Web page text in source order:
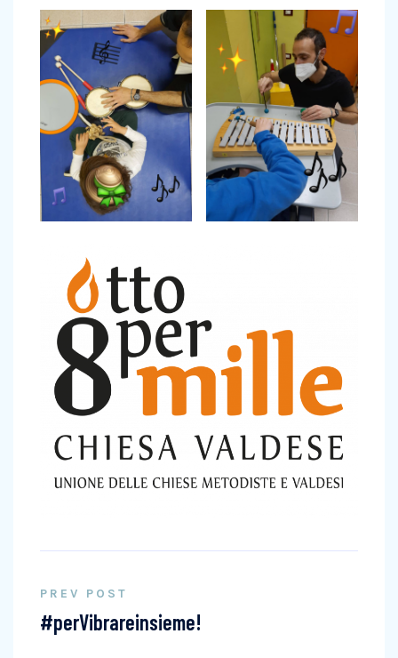
PREV POST
#perVibrareinsieme!